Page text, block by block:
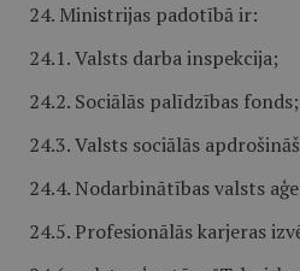
24. Ministrijas padotībā ir:
24.1. Valsts darba inspekcija;
24.2. Sociālās palīdzības fonds;
24.3. Valsts sociālās
24.4. Nodarbinātības valsts
24.5. Profesionālās karjeras